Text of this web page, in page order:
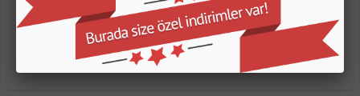
Kamera kayıt cihazı incelemesi yaparken kanal sayısı,
çözünürlük, disk kapasitesi ve uzaktan erişimi birlikte
değerlendirin; bütçenizi doğru yönetin.